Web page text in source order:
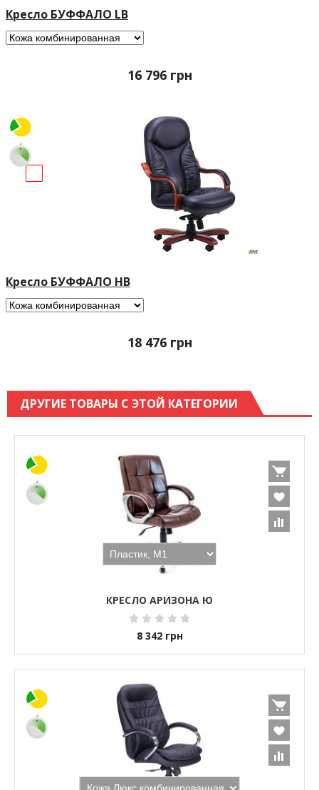
Кресло БУФФАЛО LB
16 796 грн
Кресло БУФФАЛО HB
18 476 грн
ДРУГИЕ ТОВАРЫ С ЭТОЙ КАТЕГОРИИ
КРЕСЛО АРИЗОНА Ю
8 342 грн